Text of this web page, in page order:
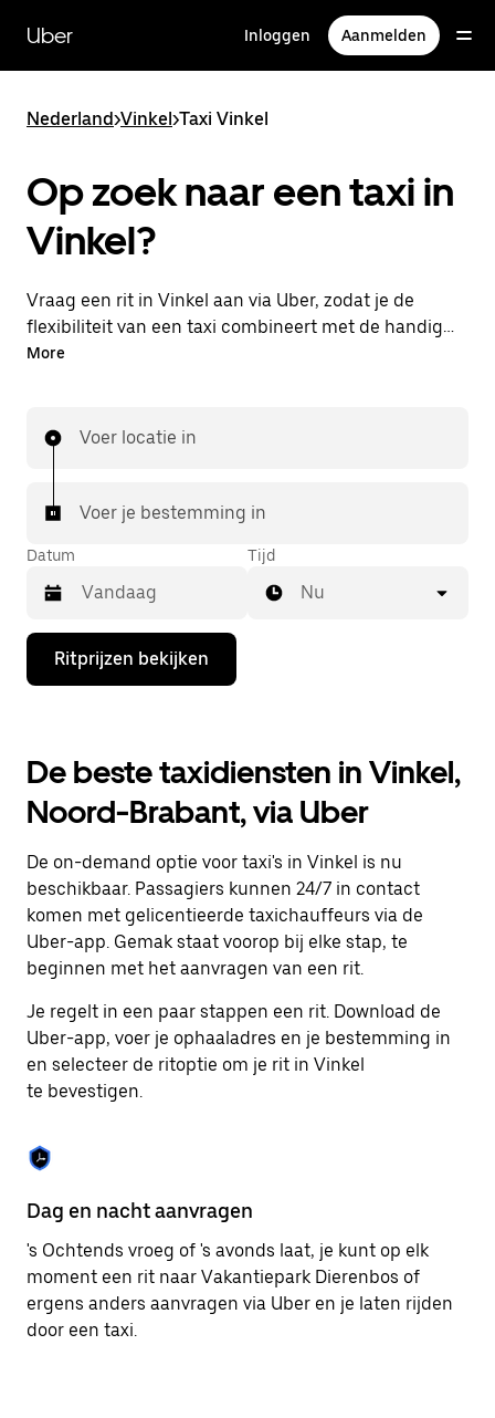
naar
hoofdinhoud
Uber Inloggen Aanmelden
Nederland>Vinkel>Taxi Vinkel
Op zoek naar een taxi in
Vinkel?
Vraag een rit in Vinkel aan via Uber, zodat je de
flexibiliteit van een taxi combineert met de handige
functies in de app. Je kunt on-demand een
Je rit is binnen handbereik.
More
Voer locatie in
Voer je bestemming in
Datum
Druk
de
de
agenda
te
openen
een
datum
te
selecteren.
Druk
op
Escape
om
agenda
te
sluiten.
Tijd
Nu
Ritprijzen bekijken
De beste taxidiensten in Vinkel,
Noord-Brabant, via Uber
De on-demand optie voor taxi's in Vinkel is nu
beschikbaar. Passagiers kunnen 24/7 in contact
komen met gelicentieerde taxichauffeurs via de
Uber-app. Gemak staat voorop bij elke stap, te
beginnen met het aanvragen van een rit.
Je regelt in een paar stappen een rit. Download de
Uber-app, voer je ophaaladres en je bestemming in
en selecteer de ritoptie om je rit in Vinkel
te bevestigen.
Dag en nacht aanvragen
's Ochtends vroeg of 's avonds laat, je kunt op elk
moment een rit naar Vakantiepark Dierenbos of
ergens anders aanvragen via Uber en je laten rijden
door een taxi.